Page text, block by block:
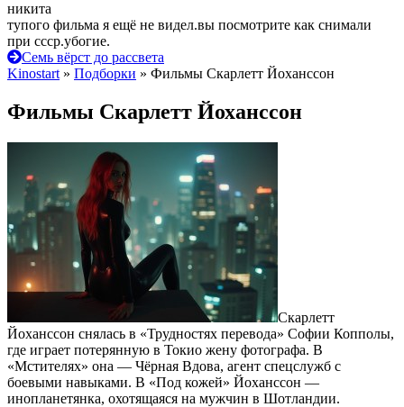
никита
тупого фильма я ещё не видел.вы посмотрите как снимали
при ссср.убогие.
Семь вёрст до рассвета
Kinostart » Подборки » Фильмы Скарлетт Йоханссон
Фильмы Скарлетт Йоханссон
Скарлетт
Йоханссон снялась в «Трудностях перевода» Софии Копполы,
где играет потерянную в Токио жену фотографа. В
«Мстителях» она — Чёрная Вдова, агент спецслужб с
боевыми навыками. В «Под кожей» Йоханссон —
инопланетянка, охотящаяся на мужчин в Шотландии.